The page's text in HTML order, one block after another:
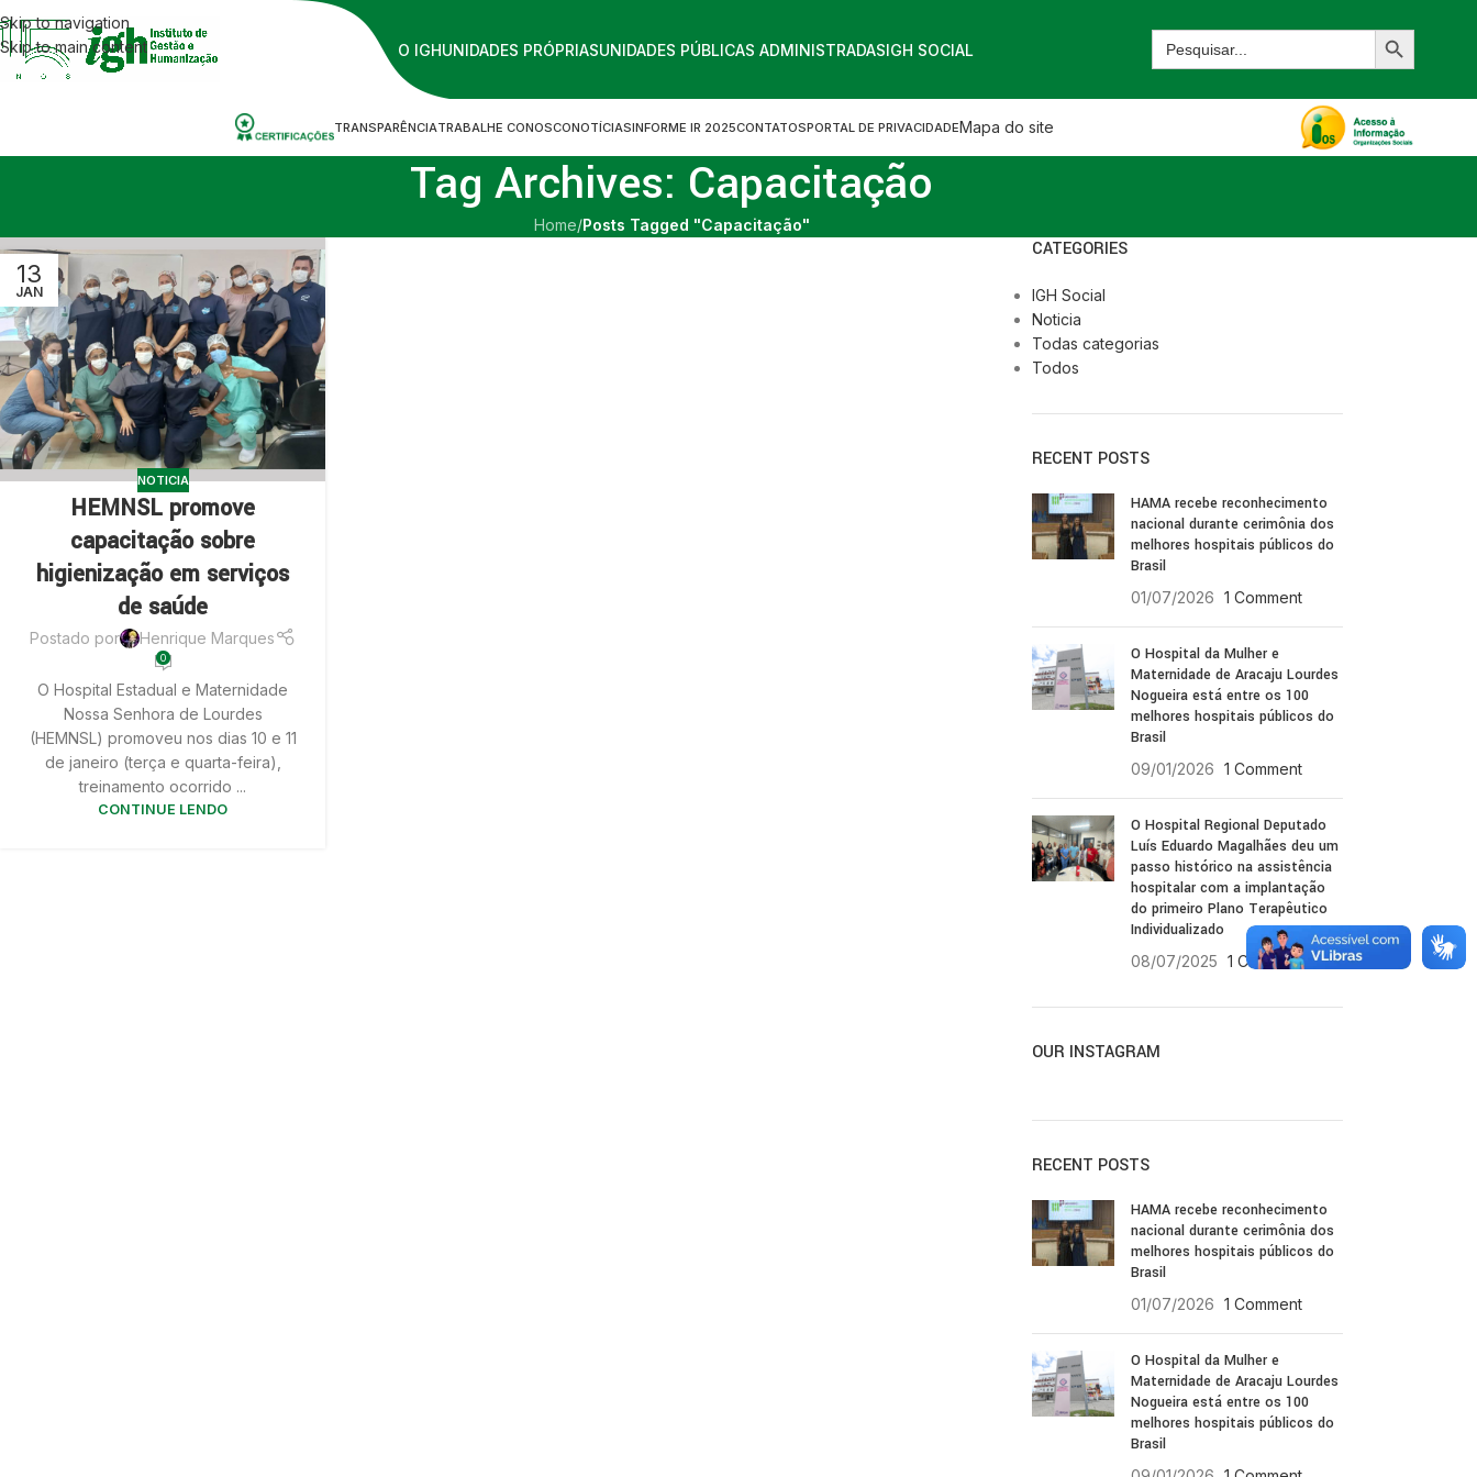
Skip to navigation
Skip to main content
O IGHUNIDADES PRÓPRIASUNIDADES PÚBLICAS ADMINISTRADASIGH SOCIAL
TRANSPARÊNCIATRABALHE CONOSCONOTÍCIASINFORME IR 2025CONTATOSPORTAL DE PRIVACIDADEMapa do site
Tag Archives: Capacitação
Home/Posts Tagged "Capacitação"
13
JAN
NOTICIA
HEMNSL promove
capacitação sobre
higienização em serviços
de saúde
Postado por Henrique Marques
0
O Hospital Estadual e Maternidade
Nossa Senhora de Lourdes
(HEMNSL) promoveu nos dias 10 e 11
de janeiro (terça e quarta-feira),
treinamento ocorrido ...
CONTINUE LENDO
CATEGORIES
IGH Social
Noticia
Todas categorias
Todos
RECENT POSTS
HAMA recebe reconhecimento
nacional durante cerimônia dos
melhores hospitais públicos do
Brasil
01/07/2026 1 Comment
O Hospital da Mulher e
Maternidade de Aracaju Lourdes
Nogueira está entre os 100
melhores hospitais públicos do
Brasil
09/01/2026 1 Comment
O Hospital Regional Deputado
Luís Eduardo Magalhães deu um
passo histórico na assistência
hospitalar com a implantação
do primeiro Plano Terapêutico
Individualizado
08/07/2025 1 Comment
OUR INSTAGRAM
RECENT POSTS
HAMA recebe reconhecimento
nacional durante cerimônia dos
melhores hospitais públicos do
Brasil
01/07/2026 1 Comment
O Hospital da Mulher e
Maternidade de Aracaju Lourdes
Nogueira está entre os 100
melhores hospitais públicos do
Brasil